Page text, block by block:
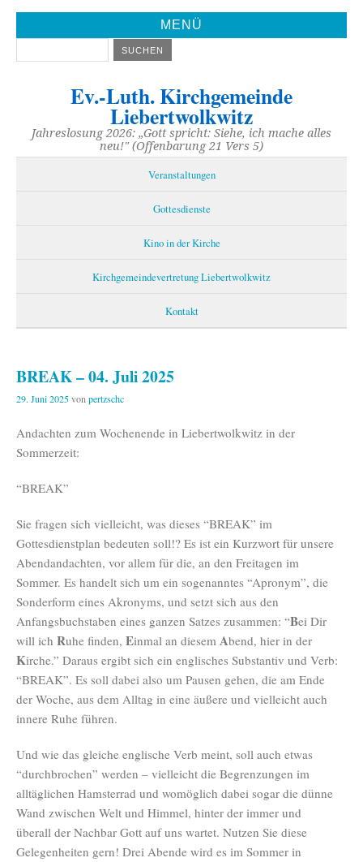
MENÜ
Ev.-Luth. Kirchgemeinde
Liebertwolkwitz
Jahreslosung 2026: „Gott spricht: Siehe, ich mache alles
neu!" (Offenbarung 21 Vers 5)
Veranstaltungen
Gottesdienste
Kino in der Kirche
Kirchgemeindevertretung Liebertwolkwitz
Kontakt
BREAK – 04. Juli 2025
29. Juni 2025von pertzschc
Andachten zum Wochenende in Liebertwolkwitz in der
Sommerzeit:
“BREAK”
Sie fragen sich vielleicht, was dieses “BREAK” im
Gottesdienstplan bedeuten soll!? Es ist ein Kurzwort für unsere
Abendandachten, vor allem für die, an den Freitagen im
Sommer. Es handelt sich um ein sogenanntes “Apronym”, die
Sonderform eines Akronyms, und setzt sich aus den
Anfangsbuchstaben eines ganzen Satzes zusammen: “Bei Dir
will ich Ruhe finden, Einmal an diesem Abend, hier in der
Kirche.” Daraus ergibt sich ein englisches Substantiv und Verb:
“BREAK”. Es soll dabei also um Pausen gehen, die am Ende
der Woche, aus dem Alltag in eine äußere und vielleicht auch
innere Ruhe führen.
Und wie das gleiche englische Verb meint, soll auch etwas
“durchbrochen” werden – vielleicht die Begrenzungen im
alltäglichen Hamsterrad und womöglich dabei sogar die dünne
Wand zwischen Welt und Himmel, hinter der immer und
überall der Nachbar Gott auf uns wartet. Nutzen Sie diese
Gelegenheiten gern! Drei Abende wird es im Sommer in